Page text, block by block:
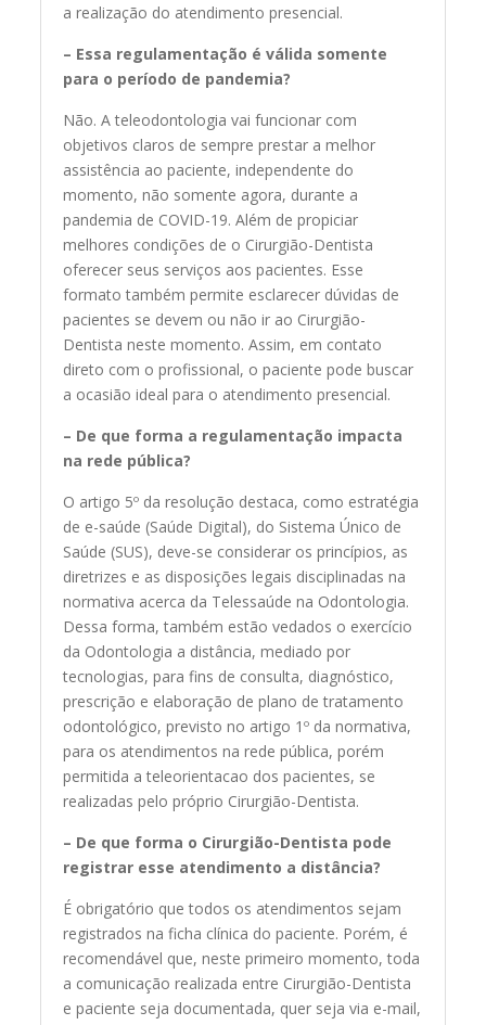
a realização do atendimento presencial.
– Essa regulamentação é válida somente
para o período de pandemia?
Não. A teleodontologia vai funcionar com
objetivos claros de sempre prestar a melhor
assistência ao paciente, independente do
momento, não somente agora, durante a
pandemia de COVID-19. Além de propiciar
melhores condições de o Cirurgião-Dentista
oferecer seus serviços aos pacientes. Esse
formato também permite esclarecer dúvidas de
pacientes se devem ou não ir ao Cirurgião-
Dentista neste momento. Assim, em contato
direto com o profissional, o paciente pode buscar
a ocasião ideal para o atendimento presencial.
– De que forma a regulamentação impacta
na rede pública?
O artigo 5º da resolução destaca, como estratégia
de e-saúde (Saúde Digital), do Sistema Único de
Saúde (SUS), deve-se considerar os princípios, as
diretrizes e as disposições legais disciplinadas na
normativa acerca da Telessaúde na Odontologia.
Dessa forma, também estão vedados o exercício
da Odontologia a distância, mediado por
tecnologias, para fins de consulta, diagnóstico,
prescrição e elaboração de plano de tratamento
odontológico, previsto no artigo 1º da normativa,
para os atendimentos na rede pública, porém
permitida a teleorientacao dos pacientes, se
realizadas pelo próprio Cirurgião-Dentista.
– De que forma o Cirurgião-Dentista pode
registrar esse atendimento a distância?
É obrigatório que todos os atendimentos sejam
registrados na ficha clínica do paciente. Porém, é
recomendável que, neste primeiro momento, toda
a comunicação realizada entre Cirurgião-Dentista
e paciente seja documentada, quer seja via e-mail,